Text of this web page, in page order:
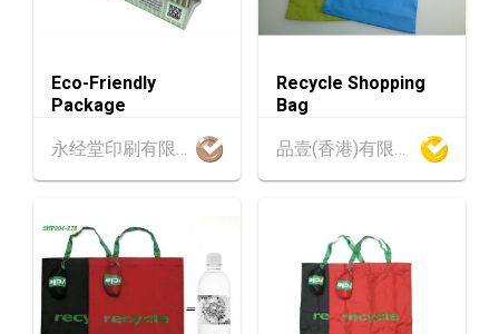
香港
26.08.2026
「中小企资援组」网络研讨会系列︰AI「资」
动触达全球
1-5
香港
01.09.2026 - 05.09.2026
国际名表荟萃 2026 (香港会议展览中心)
1-5
SEP
香港贸发局香港钟表展 2026 (香港会议展览中
心)
2-5
香港
02.09.2026 - 05.09.2026
Eco-Friendly
Package
Recycle Shopping
Bag